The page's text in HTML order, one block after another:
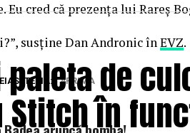
Eu cred că prezenţa lui Rareş
susţine Dan Andronic înEVZ.
TEMA: PRIMA
paleta de
în